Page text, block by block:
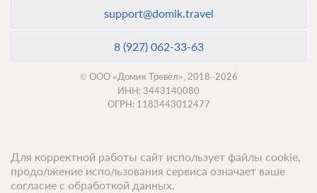
support@domik.travel
8 (927) 062-33-63
© ООО «Домик Тревел», 2018–2026
ИНН: 3443140080
ОГРН: 1183443012477
Для корректной работы сайт использует файлы cookie,
продолжение использования сервиса означает ваше
согласие с обработкой данных.